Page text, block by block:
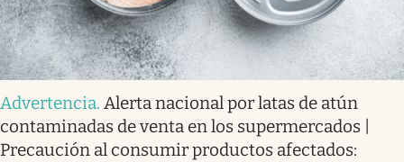
Advertencia. Alerta nacional por latas de atún
contaminadas de venta en los supermercados |
Precaución al consumir productos afectados: